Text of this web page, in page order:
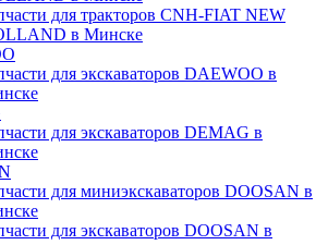
для тракторов CNH-FIAT NEW
в Минске
для экскаваторов DAEWOO в
для экскаваторов DEMAG в
для миниэкскаваторов DOOSAN в
для экскаваторов DOOSAN в